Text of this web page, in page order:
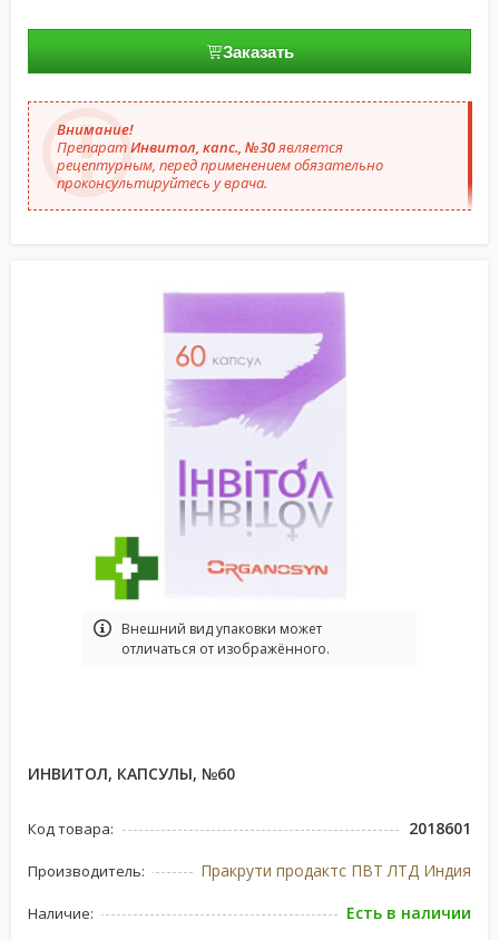
Заказать
Внимание!
ПрепаратИнвитол, капс., №30является
рецептурным, перед применением обязательно
проконсультируйтесь у врача.
Bнешний вид упаковки может
отличаться от изображённого.
ИНВИТОЛ, КАПСУЛЫ, №60
Код товара: 2018601
Производитель: Пракрути продактс ПВТ ЛТД Индия
Наличие:
Есть в наличии